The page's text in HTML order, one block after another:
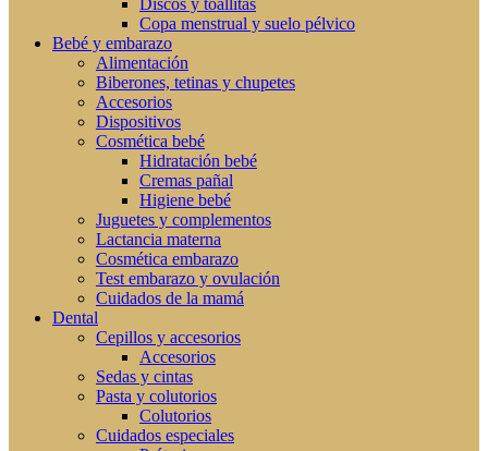
Discos y toallitas
Copa menstrual y suelo pélvico
Bebé y embarazo
Alimentación
Biberones, tetinas y chupetes
Accesorios
Dispositivos
Cosmética bebé
Hidratación bebé
Cremas pañal
Higiene bebé
Juguetes y complementos
Lactancia materna
Cosmética embarazo
Test embarazo y ovulación
Cuidados de la mamá
Dental
Cepillos y accesorios
Accesorios
Sedas y cintas
Pasta y colutorios
Colutorios
Cuidados especiales